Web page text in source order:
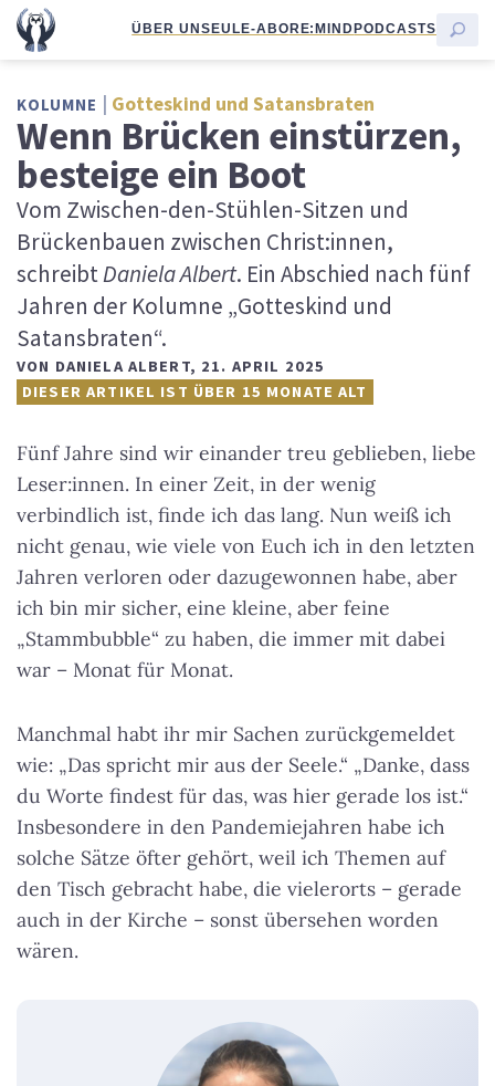
ÜBER UNSEULE-ABORE:MINDPODCASTS
KOLUMNE Gotteskind und Satansbraten
Wenn Brücken einstürzen,
besteige ein Boot
Vom Zwischen-den-Stühlen-Sitzen und
Brückenbauen zwischen Christ:innen,
schreibtDaniela Albert. Ein Abschied nach fünf
Jahren der Kolumne „Gotteskind und
Satansbraten“.
VON DANIELA ALBERT, 21. APRIL 2025
DIESER ARTIKEL IST ÜBER 15 MONATE ALT
Fünf Jahre sind wir einander treu geblieben, liebe
Leser:innen. In einer Zeit, in der wenig
verbindlich ist, finde ich das lang. Nun weiß ich
nicht genau, wie viele von Euch ich in den letzten
Jahren verloren oder dazugewonnen habe, aber
ich bin mir sicher, eine kleine, aber feine
„Stammbubble“ zu haben, die immer mit dabei
war – Monat für Monat.
Manchmal habt ihr mir Sachen zurückgemeldet
wie: „Das spricht mir aus der Seele.“ „Danke, dass
du Worte findest für das, was hier gerade los ist.“
Insbesondere in den Pandemiejahren habe ich
solche Sätze öfter gehört, weil ich Themen auf
den Tisch gebracht habe, die vielerorts – gerade
auch in der Kirche – sonst übersehen worden
wären.